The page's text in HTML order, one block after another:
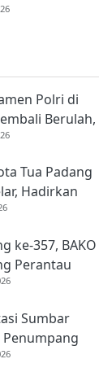
Tim
Polri di
Berulah,
Diduga
Sopir
Tua Padang
Hadirkan
dari
ke-357, BAKO
Perantau
hingga
Sumbar
dari